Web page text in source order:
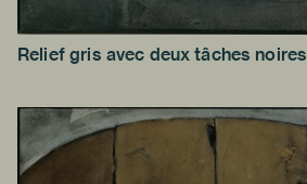
Relief gris avec deux tâches noires